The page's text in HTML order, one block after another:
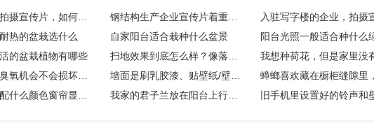
热的盆栽选什么 自家阳台适合栽种什么盆景
阳台光照一般适合种什么
的盆栽植物有哪些